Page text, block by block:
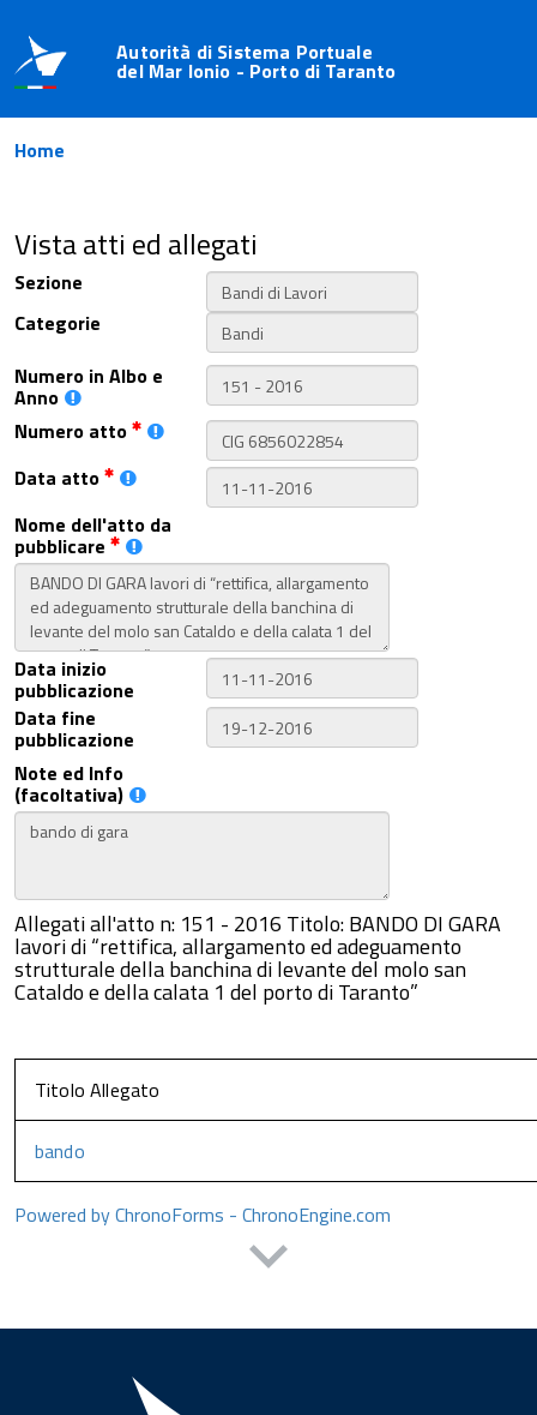
Autorità di Sistema Portuale
del Mar Ionio - Porto di Taranto
Home
Vista atti ed allegati
Sezione
Categorie
Numero in Albo e
Anno
Numero atto
Data atto
Nome dell'atto da
pubblicare
Data inizio
pubblicazione
Data fine
pubblicazione
Note ed Info
(facoltativa)
Allegati all'atto n: 151 - 2016 Titolo: BANDO DI GARA
lavori di “rettifica, allargamento ed adeguamento
strutturale della banchina di levante del molo san
Cataldo e della calata 1 del porto di Taranto”
Titolo Allegato
bando
Powered by ChronoForms - ChronoEngine.com